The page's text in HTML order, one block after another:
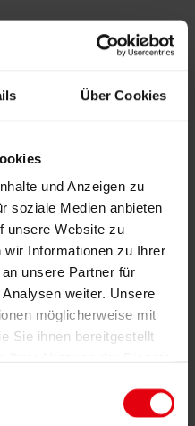
Über Cookies
und Anzeigen zu
soziale Medien anbieten
unsere Website zu
wir Informationen zu Ihrer
unsere Partner für
weiter. Unsere
möglicherweise mit
Sie ihnen bereitgestellt
Wirkungsraum als
für Kinder als
Hallenbad in Form eines